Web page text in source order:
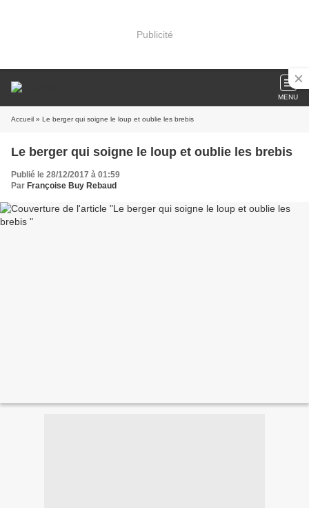
Publicité
MENU
Accueil » Le berger qui soigne le loup et oublie les brebis
Le berger qui soigne le loup et oublie les brebis
Publié le 28/12/2017 à 01:59
Par Françoise Buy Rebaud